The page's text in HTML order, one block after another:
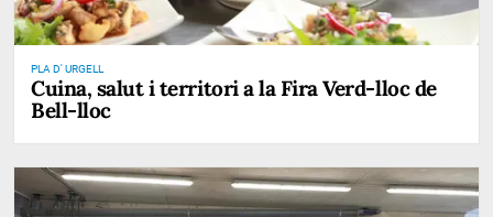
PLA D' URGELL
Cuina, salut i territori a la Fira Verd-lloc de
Bell-lloc